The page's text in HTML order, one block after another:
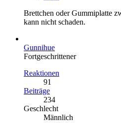
Brettchen oder Gummiplatte
kann nicht schaden.
Gunnihue
Fortgeschrittener
Reaktionen
91
Beiträge
234
Geschlecht
Männlich